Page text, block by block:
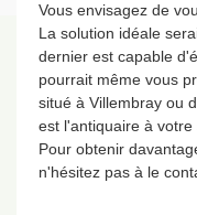
Vous envisagez de
La solution idéale
dernier est capable
pourrait même vous
situé à Villembray ou
est l'antiquaire à votre
Pour obtenir
n'hésitez pas à le